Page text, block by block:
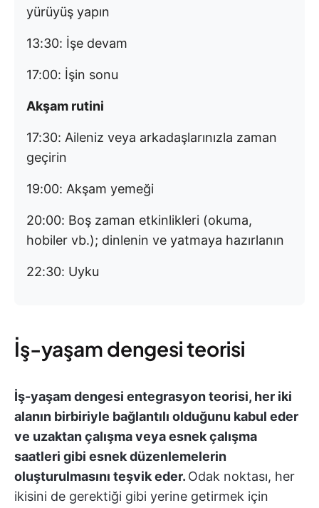
yürüyüş yapın
13:30: İşe devam
17:00: İşin sonu
Akşam rutini
17:30: Aileniz veya arkadaşlarınızla zaman
geçirin
19:00: Akşam yemeği
20:00: Boş zaman etkinlikleri (okuma,
hobiler vb.); dinlenin ve yatmaya hazırlanın
22:30: Uyku
İş-yaşam dengesi teorisi
İş-yaşam dengesi entegrasyon teorisi, her iki
alanın birbiriyle bağlantılı olduğunu kabul eder
ve uzaktan çalışma veya esnek çalışma
saatleri gibi esnek düzenlemelerin
oluşturulmasını teşvik eder. Odak noktası, her
ikisini de gerektiği gibi yerine getirmek için